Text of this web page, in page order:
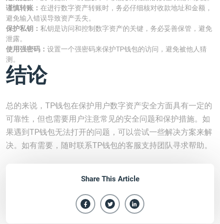
谨慎转账： 在进行数字资产转账时，务必仔细核对收款地址和金额，
避免输入错误导致资产丢失。
保护私钥： 私钥是访问和控制数字资产的关键，务必妥善保管，避免
泄露。
使用强密码： 设置一个强密码来保护TP钱包的访问，避免被他人猜
测。
结论
总的来说，TP钱包在保护用户数字资产安全方面具有一定的
可靠性，但也需要用户注意常见的安全问题和保护措施。如
果遇到TP钱包无法打开的问题，可以尝试一些解决方案来解
决。如有需要，随时联系TP钱包的客服支持团队寻求帮助。
Share This Article